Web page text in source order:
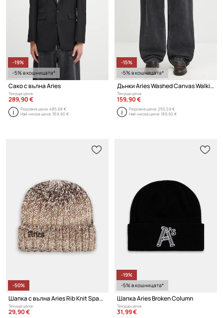
-19%
-5% в кошницата*
Сако с вълна Aries
Текуща цена:
289,90 €
Редовна цена:485,68 €
Най-ниска цена:359,90 €
-15%
-5% в кошницата*
Дънки Aries Washed Canvas Walking Pant
Текуща цена:
159,90 €
Редовна цена:255,59 €
Най-ниска цена:189,90 €
-50%
Шапка с вълна Aries Rib Knit Space Dye
Текуща цена:
29,90 €
-19%
-5% в кошницата*
Шапка Aries Broken Column
Текуща цена:
31,99 €